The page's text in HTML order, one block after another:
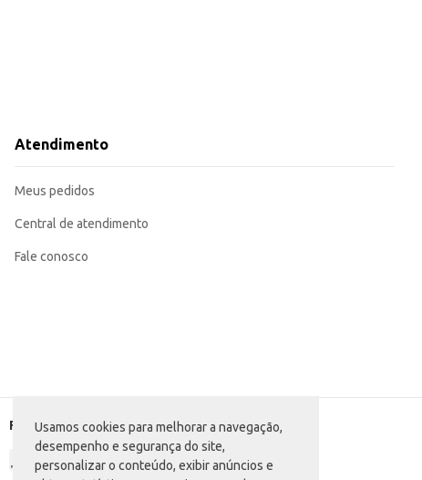
Usamos cookies para melhorar a navegação,
desempenho e segurança do site,
personalizar o conteúdo, exibir anúncios e
Atendimento
Meus pedidos
Central de atendimento
Fale conosco
Formas de pagamento